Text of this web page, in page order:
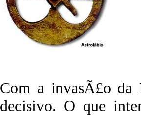
Com a invasÃ£o da
decisivo. O que